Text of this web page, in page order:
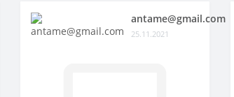
antame@gmail.com
25.11.2021